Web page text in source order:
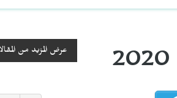
عرض المزيد من